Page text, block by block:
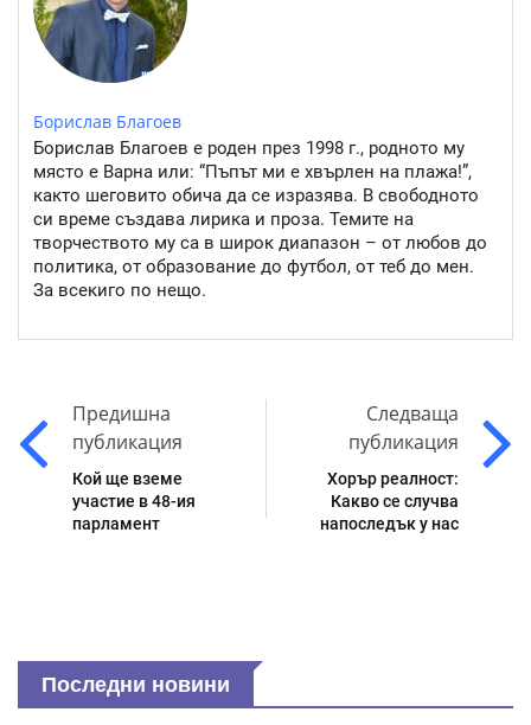
Борислав Благоев
Борислав Благоев е роден през 1998 г., родното му
място е Варна или: “Пъпът ми е хвърлен на плажа!”,
както шеговито обича да се изразява. В свободното
си време създава лирика и проза. Темите на
творчеството му са в широк диапазон – от любов до
политика, от образование до футбол, от теб до мен.
За всекиго по нещо.
Предишна
публикация
Кой ще вземе
участие в 48-ия
парламент
Следваща
публикация
Хорър реалност:
Какво се случва
напоследък у нас
Последни новини